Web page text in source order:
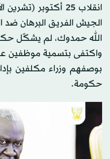
الجيش الفريق البرهان ضد
الله حمدوك، لم يشكّل
واكتفى بتسمية موظفين
بوصفهم وزراء مكلفين
حكومة.